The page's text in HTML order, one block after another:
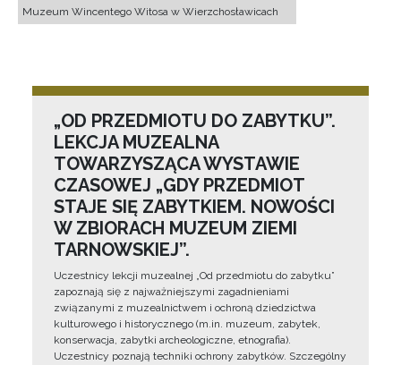
Muzeum Wincentego Witosa w Wierzchosławicach
„OD PRZEDMIOTU DO ZABYTKU”.
LEKCJA MUZEALNA
TOWARZYSZĄCA WYSTAWIE
CZASOWEJ „GDY PRZEDMIOT
STAJE SIĘ ZABYTKIEM. NOWOŚCI
W ZBIORACH MUZEUM ZIEMI
TARNOWSKIEJ”.
Uczestnicy lekcji muzealnej „Od przedmiotu do zabytku”
zapoznają się z najważniejszymi zagadnieniami
związanymi z muzealnictwem i ochroną dziedzictwa
kulturowego i historycznego (m.in. muzeum, zabytek,
konserwacja, zabytki archeologiczne, etnografia).
Uczestnicy poznają techniki ochrony zabytków. Szczególny